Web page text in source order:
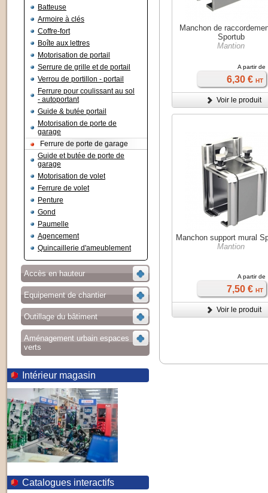
Batteuse
Armoire à clés
Coffre-fort
Boîte aux lettres
Motorisation de portail
Serrure de grille et de portail
Verrou de portillon - portail
Ferrure pour coulissant au sol
- autoportant
Guide & butée portail
Motorisation de porte de
garage
Ferrure de porte de garage
Guide et butée de porte de
garage
Motorisation de volet
Ferrure de volet
Penture
Gond
Paumelle
Agencement
Quincaillerie d'ameublement
Accès en hauteur
Equipement de chantier
Outillage du bâtiment
Aménagement urbain espaces
verts
Intérieur magasin
Catalogues interactifs
Manchon de
Sportub
Mantion
A partir de
6,30 € HT
Voir le produit
Manchon support mural
Mantion
A partir de
7,50 € HT
Voir le produit